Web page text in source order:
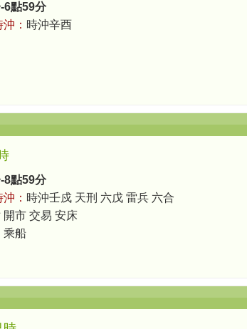
6點59分
沖： 時沖辛酉
8點59分
沖： 時沖壬戍 天刑 六戊 雷兵 六合
開市 交易 安床
乘船